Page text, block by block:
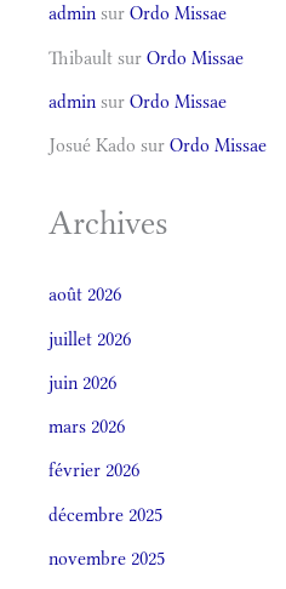
admin sur Ordo Missae
Thibault sur Ordo Missae
admin sur Ordo Missae
Josué Kado sur Ordo Missae
Archives
août 2026
juillet 2026
juin 2026
mars 2026
février 2026
décembre 2025
novembre 2025